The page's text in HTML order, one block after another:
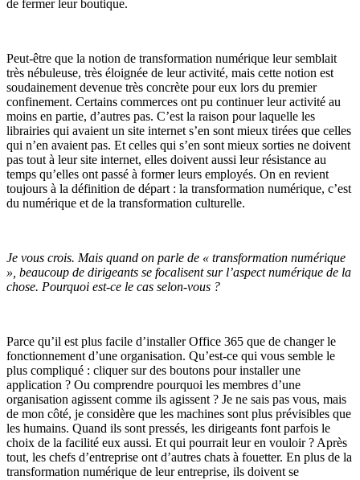
de fermer leur boutique.
Peut-être que la notion de transformation numérique leur semblait
très nébuleuse, très éloignée de leur activité, mais cette notion est
soudainement devenue très concrète pour eux lors du premier
confinement. Certains commerces ont pu continuer leur activité au
moins en partie, d’autres pas. C’est la raison pour laquelle les
librairies qui avaient un site internet s’en sont mieux tirées que celles
qui n’en avaient pas. Et celles qui s’en sont mieux sorties ne doivent
pas tout à leur site internet, elles doivent aussi leur résistance au
temps qu’elles ont passé à former leurs employés. On en revient
toujours à la définition de départ : la transformation numérique, c’est
du numérique et de la transformation culturelle.
Je vous crois. Mais quand on parle de « transformation numérique
», beaucoup de dirigeants se focalisent sur l’aspect numérique de la
chose. Pourquoi est-ce le cas selon-vous ?
Parce qu’il est plus facile d’installer Office 365 que de changer le
fonctionnement d’une organisation. Qu’est-ce qui vous semble le
plus compliqué : cliquer sur des boutons pour installer une
application ? Ou comprendre pourquoi les membres d’une
organisation agissent comme ils agissent ? Je ne sais pas vous, mais
de mon côté, je considère que les machines sont plus prévisibles que
les humains. Quand ils sont pressés, les dirigeants font parfois le
choix de la facilité eux aussi. Et qui pourrait leur en vouloir ? Après
tout, les chefs d’entreprise ont d’autres chats à fouetter. En plus de la
transformation numérique de leur entreprise, ils doivent se